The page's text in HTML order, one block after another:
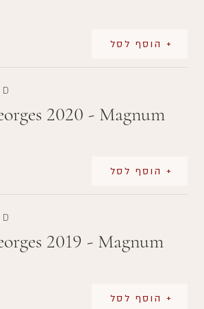
+ הוסף לסל
2020 - Magnum
+ הוסף לסל
2019 - Magnum
+ הוסף לסל